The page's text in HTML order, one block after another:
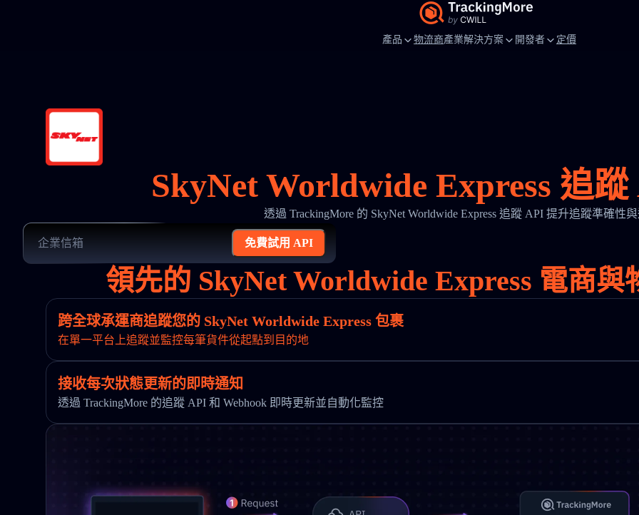
產品 物流商產業解決方案 開發者 定價
SkyNet Worldwide Express 追
透過 TrackingMore 的 SkyNet Worldwide Express 追蹤 API 提升追蹤準確性
免費試用 API
領先的 SkyNet Worldwide Express 電商
跨全球承運商追蹤您的 SkyNet Worldwide Express 包裹
在單一平台上追蹤並監控每筆貨件從起點到目的地
接收每次狀態更新的即時通知
透過 TrackingMore 的追蹤 API 和 Webhook 即時更新並自動化監控